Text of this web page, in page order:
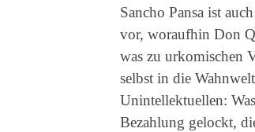
Sancho Pansa ist
vor, woraufhin Don
was zu urkomischen
selbst in die
Unintellektuellen:
Bezahlung gelockt,